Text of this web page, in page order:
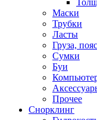
Маски
Трубки
Ласты
Груза,
Сумки
Буи
Прочее
Снорклинг